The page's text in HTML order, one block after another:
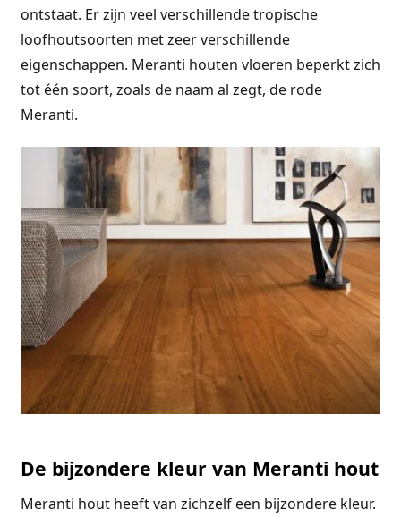
ontstaat. Er zijn veel verschillende tropische
loofhoutsoorten met zeer verschillende
eigenschappen. Meranti houten vloeren beperkt zich
tot één soort, zoals de naam al zegt, de rode
Meranti.
De bijzondere kleur van Meranti hout
Meranti hout heeft van zichzelf een bijzondere kleur.